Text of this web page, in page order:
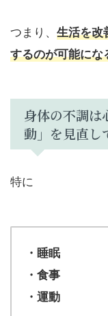
つまり、 生活を改
するのが可能にな
身体の不調は
動」を見直し
特に
・睡眠
・食事
・運動